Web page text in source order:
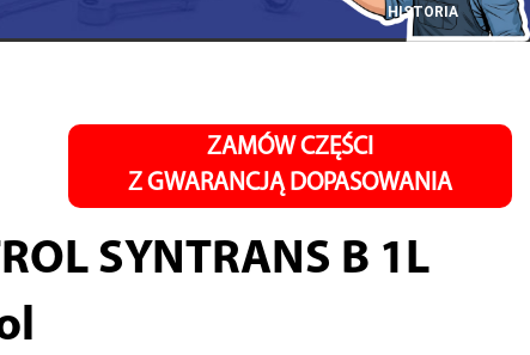
HISTORIA
ZAMÓW CZĘŚCI
Z GWARANCJĄ DOPASOWANIA
SYNTRANS B 1L